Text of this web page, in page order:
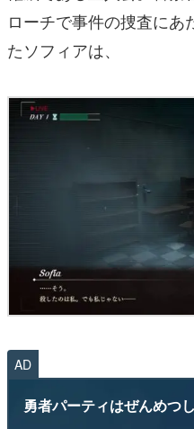
ローチで事件の捜査に
たソフィアは、
AD
勇者パーティはぜんめつ